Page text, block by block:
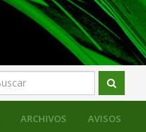
ARCHIVOS AVISOS